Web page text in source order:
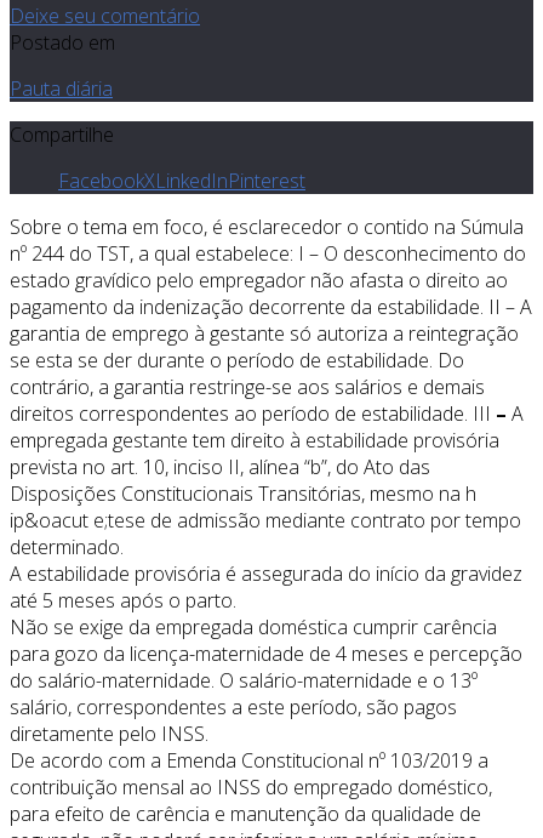
Deixe seu comentário
Postado em
Pauta diária
Compartilhe
FacebookXLinkedInPinterest
Sobre o tema em foco, é esclarecedor o contido na Súmula
nº 244 do TST, a qual estabelece: I – O desconhecimento do
estado gravídico pelo empregador não afasta o direito ao
pagamento da indenização decorrente da estabilidade. II – A
garantia de emprego à gestante só autoriza a reintegração
se esta se der durante o período de estabilidade. Do
contrário, a garantia restringe-se aos salários e demais
direitos correspondentes ao período de estabilidade. III – A
empregada gestante tem direito à estabilidade provisória
prevista no art. 10, inciso II, alínea “b”, do Ato das
Disposições Constitucionais Transitórias, mesmo na h
ip&oacut e;tese de admissão mediante contrato por tempo
determinado.
A estabilidade provisória é assegurada do início da gravidez
até 5 meses após o parto.
Não se exige da empregada doméstica cumprir carência
para gozo da licença-maternidade de 4 meses e percepção
do salário-maternidade. O salário-maternidade e o 13º
salário, correspondentes a este período, são pagos
diretamente pelo INSS.
De acordo com a Emenda Constitucional nº 103/2019 a
contribuição mensal ao INSS do empregado doméstico,
para efeito de carência e manutenção da qualidade de